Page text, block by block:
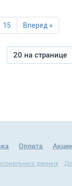
15 Вперед »
20 на странице
Оплата Акции
данных